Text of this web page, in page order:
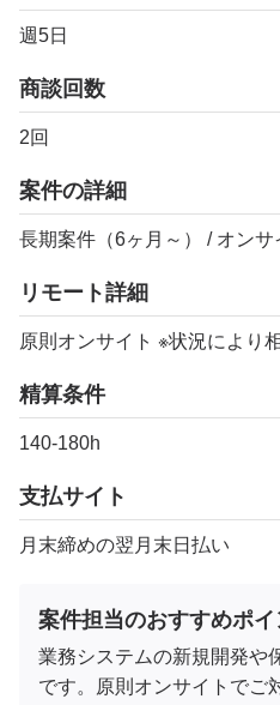
週5日
商談回数
2回
案件の詳細
長期案件（6ヶ月～） / オンサ
リモート詳細
原則オンサイト ※状況により
精算条件
140-180h
支払サイト
月末締めの翌月末日払い
案件担当のおすすめポイ
業務システムの新規開発や
です。原則オンサイトでご